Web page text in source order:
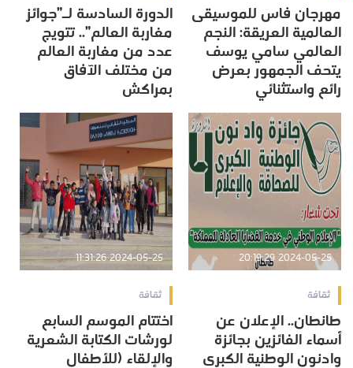
مهرجان فاس للموسيقى
العالمية العريقة: النجم
العالمي سامي يوسف
يتحف الجمهور بعرض
رائع واستثنائي
الدورة السادسة لـ”جوائز
مغاربة العالم”.. تتويج
عدد من مغاربة العالم
من مختلف الآفاق
بمراكش
2024-05-25 20:19:29
ثقافة
طانطان.. الإعلان عن
أسماء الفائزين بجائزة
وادنون الوطنية الكبرى
2024-05-25 11:31:26
ثقافة
اختتام الموسم السابع
لورشات الكتابة الشعرية
والإلقاء (للأطفال